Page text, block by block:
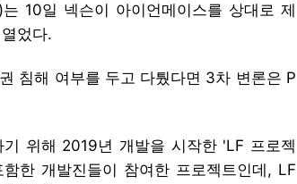
10일 넥슨이 아이언메이스를 상대로 제
었다.
침해 여부를 두고 다퉜다면 3차 변론은 P
위해 2019년 개발을 시작한 'LF 프로젝
한 개발진들이 참여한 프로젝트인데, LF